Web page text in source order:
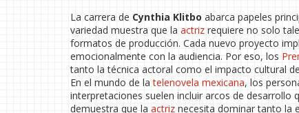
La carrera de Cynthia Klitbo abarca papeles
variedad muestra que la actriz requiere no solo
formatos de producción. Cada nuevo proyecto
emocionalmente con la audiencia. Por eso, los
tanto la técnica actoral como el impacto cultural
En el mundo de latelenovela mexicana, los
interpretaciones suelen incluir arcos de desarrollo
demuestra que la actriz necesita dominar tanto la